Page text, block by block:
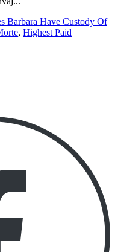
Barbara Have Custody Of
, Highest Paid